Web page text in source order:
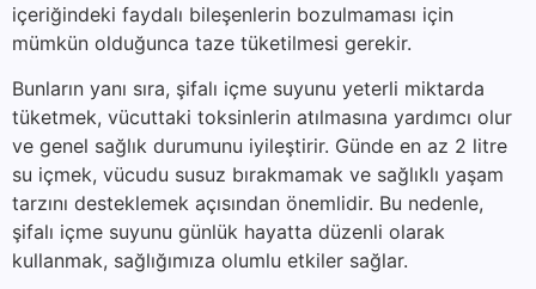
içeriğindeki faydalı bileşenlerin bozulmaması için
mümkün olduğunca taze tüketilmesi gerekir.
Bunların yanı sıra, şifalı içme suyunu yeterli miktarda
tüketmek, vücuttaki toksinlerin atılmasına yardımcı olur
ve genel sağlık durumunu iyileştirir. Günde en az 2 litre
su içmek, vücudu susuz bırakmamak ve sağlıklı yaşam
tarzını desteklemek açısından önemlidir. Bu nedenle,
şifalı içme suyunu günlük hayatta düzenli olarak
kullanmak, sağlığımıza olumlu etkiler sağlar.